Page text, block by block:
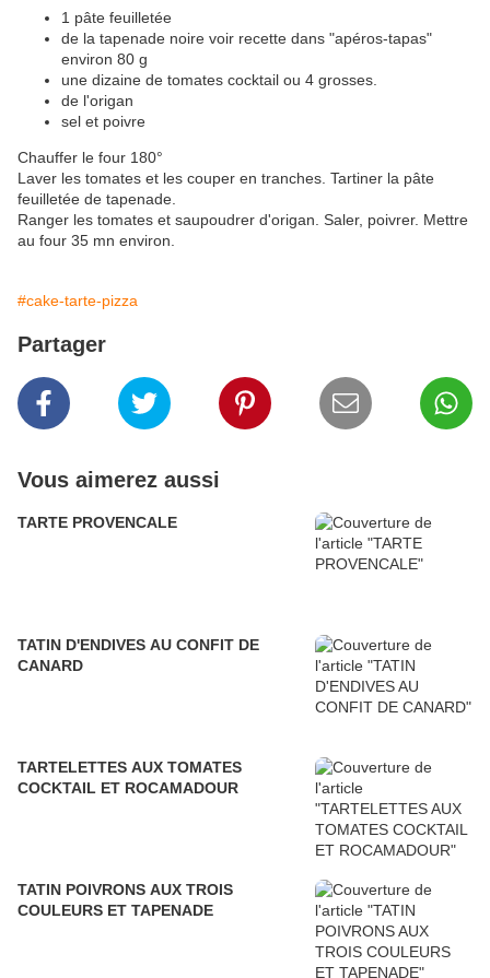
1 pâte feuilletée
de la tapenade noire voir recette dans "apéros-tapas"
environ 80 g
une dizaine de tomates cocktail ou 4 grosses.
de l'origan
sel et poivre
Chauffer le four 180°
Laver les tomates et les couper en tranches. Tartiner la pâte
feuilletée de tapenade.
Ranger les tomates et saupoudrer d'origan. Saler, poivrer. Mettre
au four 35 mn environ.
#cake-tarte-pizza
Partager
Vous aimerez aussi
TARTE PROVENCALE
TATIN D'ENDIVES AU CONFIT DE
CANARD
TARTELETTES AUX TOMATES
COCKTAIL ET ROCAMADOUR
TATIN POIVRONS AUX TROIS
COULEURS ET TAPENADE